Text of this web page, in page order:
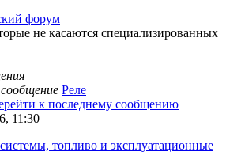
форум
не касаются специализированных
Реле
к последнему сообщению
11:30
топливо и эксплуатационные